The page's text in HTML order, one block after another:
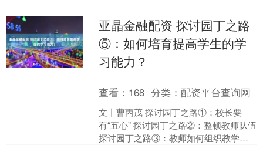
亚晶金融配资 探讨园丁之路
⑤：如何培育提高学生的学
习能力？
查看： 168 分类：配资平台查询网
文丨曹丙茂 探讨园丁之路①：校长要
有“五心” 探讨园丁之路②：整顿教师队伍
探讨园丁之路③：教师如何组织教学？